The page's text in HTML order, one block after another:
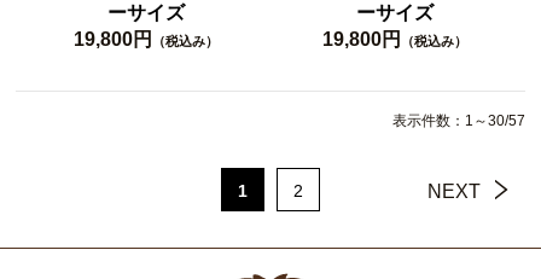
ーサイズ
19,800円
（税込み）
ーサイズ
19,800円
（税込み）
表示件数：1～30/57
NEXT
1 2